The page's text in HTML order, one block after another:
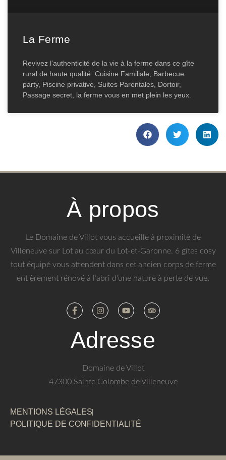
La Ferme
Revivez l’authenticité de la vie à la ferme dans ce gîte
rural de haute qualité. Cuisine Familiale, Barbecue
party, Piscine privative, Suites Parentales, Dortoir,
Passage secret, la ferme vous en met plein les yeux.
À propos
Le Domaine de Villot vous accueille à proximité de
Villeneuve sur Lot au cœur du Lot-et-Garonne. 6 gîtes cosy
tout équipé vous attendent dans cet ancien corps de ferme
entièrement rénové à l’abri d’une nature à perte de vue.
Adresse
Domaine de Villot
47300 Sainte Colombe de Villeneuve
MENTIONS LÉGALES
POLITIQUE DE CONFIDENTIALITÉ